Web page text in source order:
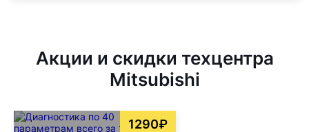
Акции и скидки техцентра
Mitsubishi
1290₽